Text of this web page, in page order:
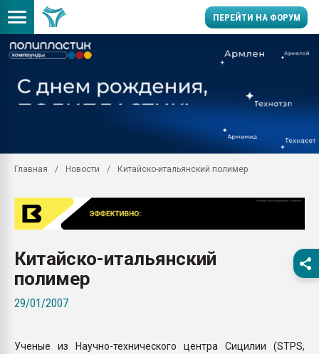
ПЕРЕЙТИ НА ФОРУМ
заводу пластмасс"
Помощь в подборе
Вакуум-формовочные
первый план в
бутылок
Главная Новости Китайско-итальянский полимер
Китайско-итальянский
полимер
29/01/2007
Ученые из Научно-технического центра Сицилии (STPS,